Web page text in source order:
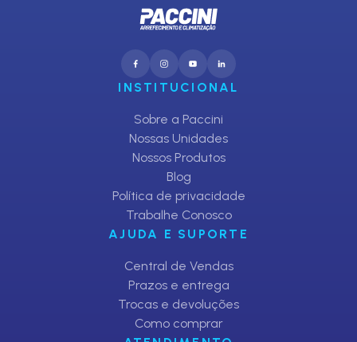
INSTITUCIONAL
Sobre a Paccini
Nossas Unidades
Nossos Produtos
Blog
Política de privacidade
Trabalhe Conosco
AJUDA E SUPORTE
Central de Vendas
Prazos e entrega
Trocas e devoluções
Como comprar